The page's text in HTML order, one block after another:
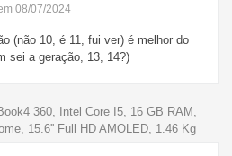
08/07/2024
(não 10, é 11, fui ver) é melhor do
sei a geração, 13, 14?)
360, Intel Core I5, 16 GB RAM,
15.6'' Full HD AMOLED, 1.46 Kg